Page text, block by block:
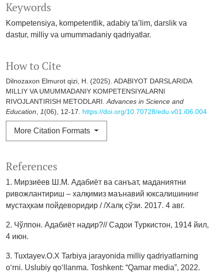
Keywords
Kompetensiya, kompetentlik, adabiy ta’lim, darslik va
dastur, milliy va umummadaniy qadriyatlar.
How to Cite
Dilnozaxon Elmurot qizi, H. (2025). ADABIYOT DARSLARIDA
MILLIY VA UMUMMADANIY KOMPETENSIYALARNI
RIVOJLANTIRISH METODLARI.Advances in Science and
Education, 1(06), 12-17. https://doi.org/10.70728/edu.v01.i06.004
More Citation Formats
References
1. Мирзиёев Ш.М. Адабиёт ва санъат, маданиятни
ривожлантириш – халқимиз маънавий юксалишининг
мустаҳкам пойдеворидир / /Халқ сўзи. 2017. 4 авг.
2. Чўлпон. Адабиёт надир?// Садои Туркистон, 1914 йил,
4 июн.
3. Tuxtayev.O.X Tarbiya jarayonida milliy qadriyatlarning
o‘rni. Uslubiy qo‘llanma. Toshkent: “Qamar media”, 2022.